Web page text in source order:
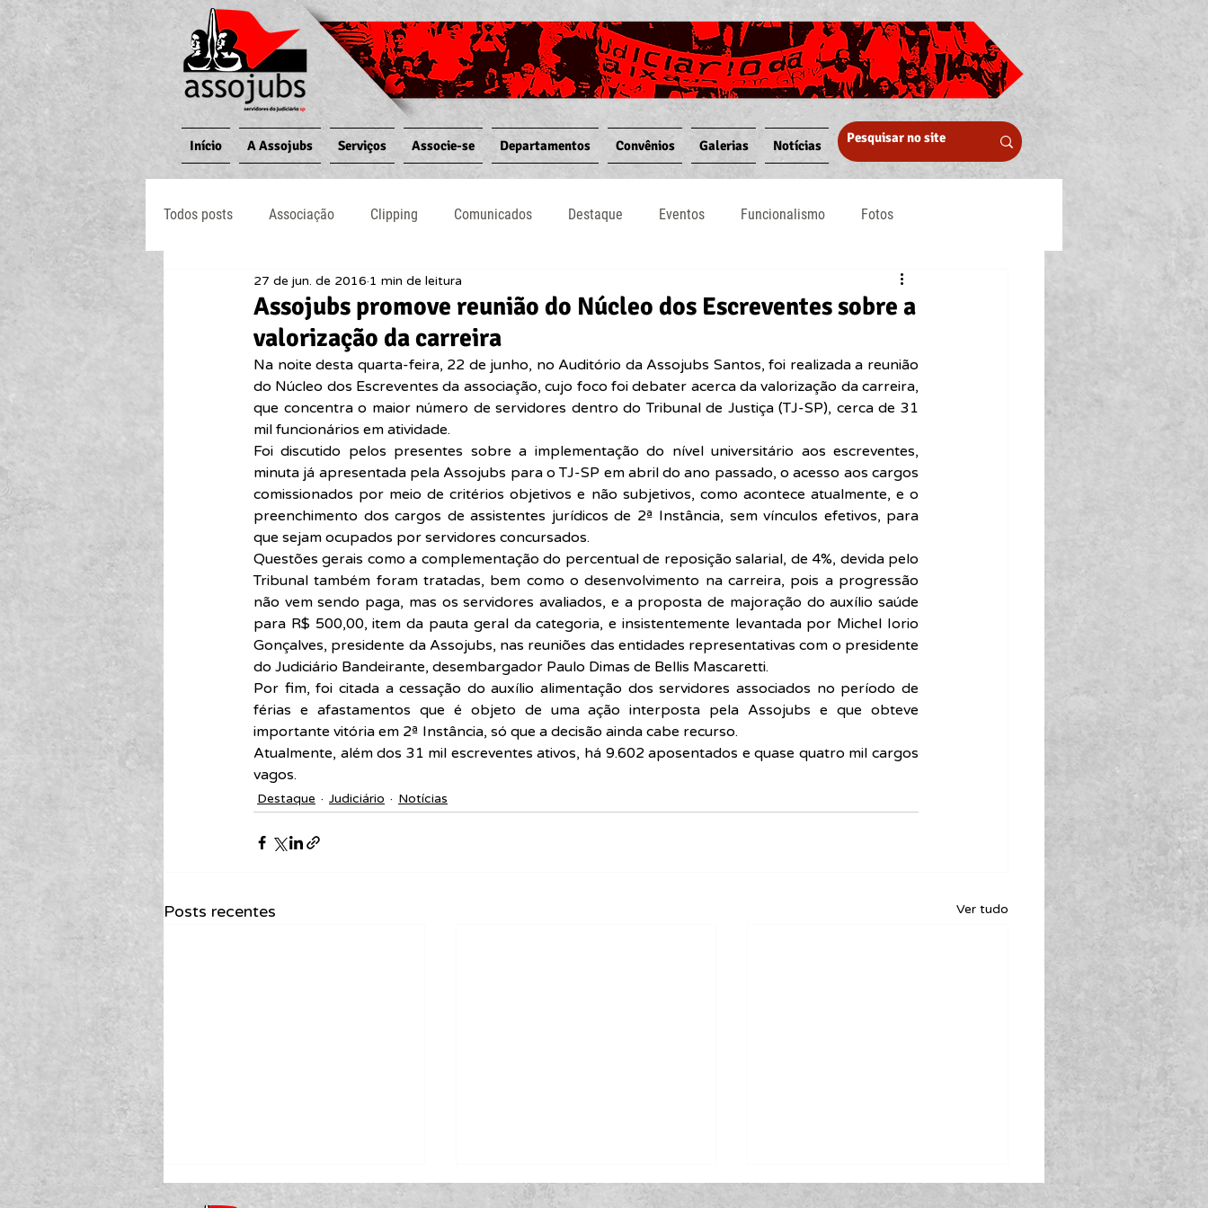
Início A Assojubs Serviços Associe-se Departamentos Convênios Galerias Notícias
Todos posts Associação Clipping Comunicados Destaque Eventos Funcionalismo Fotos
Jornal O Processo Judiciário Notícias
Assojubs promove reunião do Núcleo dos Escreventes sobre a
valorização da carreira
27 de jun. de 2016 1 min de leitura
Na noite desta quarta-feira, 22 de junho, no Auditório da Assojubs Santos, foi realizada a reunião
do Núcleo dos Escreventes da associação, cujo foco foi debater acerca da valorização da carreira,
que concentra o maior número de servidores dentro do Tribunal de Justiça (TJ-SP), cerca de 31
mil funcionários em atividade.
Foi discutido pelos presentes sobre a implementação do nível universitário aos escreventes,
minuta já apresentada pela Assojubs para o TJ-SP em abril do ano passado, o acesso aos cargos
comissionados por meio de critérios objetivos e não subjetivos, como acontece atualmente, e o
preenchimento dos cargos de assistentes jurídicos de 2ª Instância, sem vínculos efetivos, para
que sejam ocupados por servidores concursados.
Questões gerais como a complementação do percentual de reposição salarial, de 4%, devida pelo
Tribunal também foram tratadas, bem como o desenvolvimento na carreira, pois a progressão
não vem sendo paga, mas os servidores avaliados, e a proposta de majoração do auxílio saúde
para R$ 500,00, item da pauta geral da categoria, e insistentemente levantada por Michel Iorio
Gonçalves, presidente da Assojubs, nas reuniões das entidades representativas com o presidente
do Judiciário Bandeirante, desembargador Paulo Dimas de Bellis Mascaretti.
Por fim, foi citada a cessação do auxílio alimentação dos servidores associados no período de
férias e afastamentos que é objeto de uma ação interposta pela Assojubs e que obteve
importante vitória em 2ª Instância, só que a decisão ainda cabe recurso.
Atualmente, além dos 31 mil escreventes ativos, há 9.602 aposentados e quase quatro mil cargos
vagos.
Destaque Judiciário Notícias
Posts recentes Ver tudo